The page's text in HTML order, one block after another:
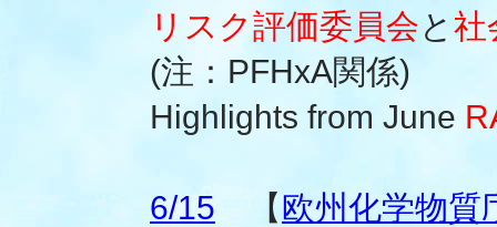
リスク評価委員会と 社
(注：PFHxA関係)
Highlights from June
6/15 【欧州化学物質